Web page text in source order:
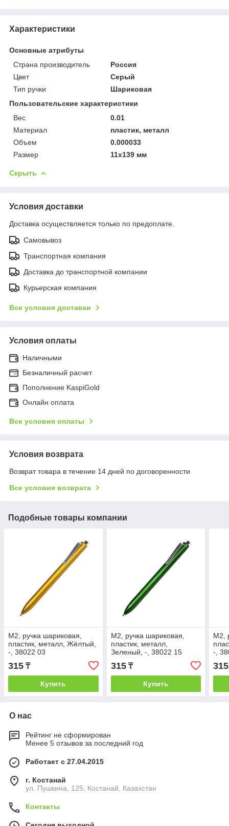
Характеристики
Основные атрибуты
Страна производитель
Россия
Цвет
Серый
Тип ручки
Шариковая
Пользовательские характеристики
Вес
0.01
Материал
пластик, металл
Объем
0.000033
Размер
11х139 мм
Скрыть
Условия доставки
Доставка осуществляется только по предоплате.
Самовывоз
Транспортная компания
Доставка до транспортной компании
Курьерская компания
Все условия доставки
Условия оплаты
Наличными
Безналичный расчет
Пополнение KaspiGold
Онлайн оплата
Все условия оплаты
Условия возврата
Возврат товара в течение 14 дней по договоренности
Все условия возврата
Подобные товары компании
M2, ручка шариковая,
пластик, металл, Жёлтый,
-, 38022 03
315 ₸
Купить
M2, ручка шариковая,
пластик, металл,
Зеленый, -, 38022 15
315₸
Купить
M2,
-,
315
О нас
Рейтинг не сформирован
Менее 5 отзывов за последний год
Работает с 27.04.2015
г. Костанай
ул. Пушкина, 125, Костанай, Казахстан
Контакты